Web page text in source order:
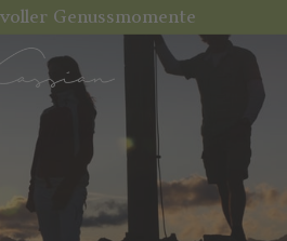
Genussmomente